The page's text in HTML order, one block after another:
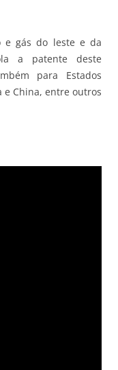
e gás do leste e da
a patente deste
para Estados
e China, entre outros